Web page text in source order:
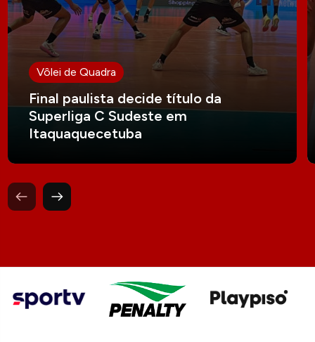
Vôlei de Quadra
Final paulista decide título da
Superliga C Sudeste em
Itaquaquecetuba